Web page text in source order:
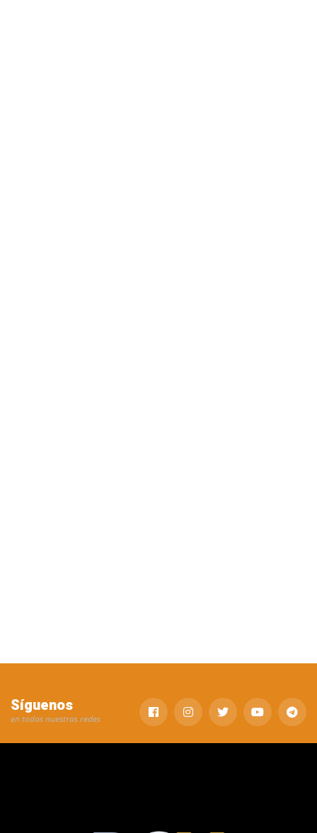
Síguenos
en todas nuestras redes